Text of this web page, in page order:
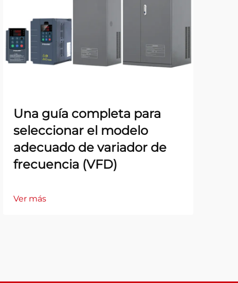
Una guía completa para
seleccionar el modelo
adecuado de variador de
frecuencia (VFD)
Ver más